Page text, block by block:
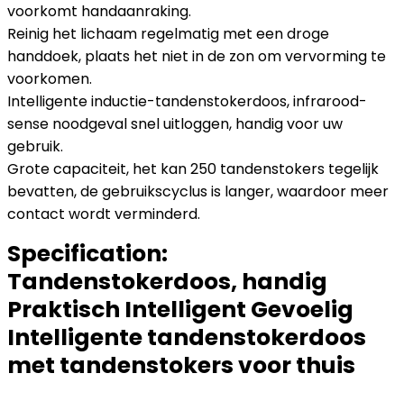
voorkomt handaanraking.
Reinig het lichaam regelmatig met een droge
handdoek, plaats het niet in de zon om vervorming te
voorkomen.
Intelligente inductie-tandenstokerdoos, infrarood-
sense noodgeval snel uitloggen, handig voor uw
gebruik.
Grote capaciteit, het kan 250 tandenstokers tegelijk
bevatten, de gebruikscyclus is langer, waardoor meer
contact wordt verminderd.
Specification:
Tandenstokerdoos, handig
Praktisch Intelligent Gevoelig
Intelligente tandenstokerdoos
met tandenstokers voor thuis